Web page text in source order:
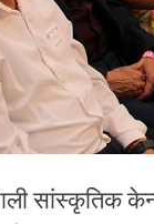
सांस्कृतिक